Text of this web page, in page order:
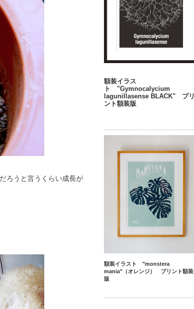
ろうと言うくらい成長が
額装イラス
ト "Gymnocalycium
lagunillasense BLACK" プリ
ント額装版
額装イラスト "monstera
mania"（オレンジ） プリント額装
版